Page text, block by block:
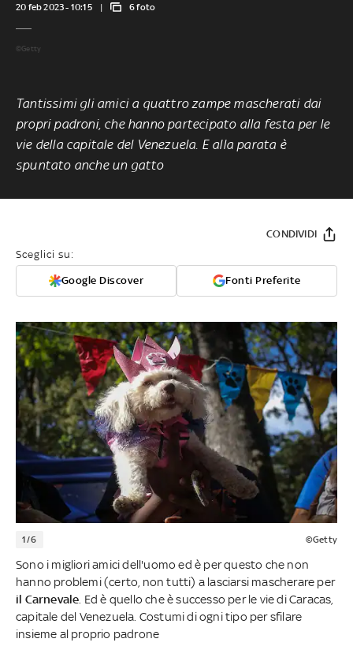
20 feb 2023 - 10:15 6 foto
©Getty
Tantissimi gli amici a quattro zampe mascherati dai
propri padroni, che hanno partecipato alla festa per le
vie della capitale del Venezuela. E alla parata è
spuntato anche un gatto
Sceglici su:
Google Discover Fonti Preferite
CONDIVIDI
1/6 ©Getty
Sono i migliori amici dell'uomo ed è per questo che non
hanno problemi (certo, non tutti) a lasciarsi mascherare per
il Carnevale . Ed è quello che è successo per le vie di Caracas,
capitale del Venezuela. Costumi di ogni tipo per sfilare
insieme al proprio padrone